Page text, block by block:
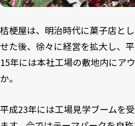
桔梗屋は、明治時代に菓子店と
せた後、徐々に経営を拡大し、
15年には本社工場の敷地内にア
か。
平成23年には工場見学ブームを